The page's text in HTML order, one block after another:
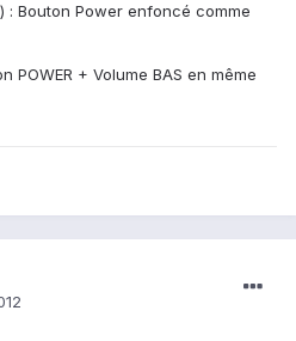
: Bouton Power enfoncé comme
POWER + Volume BAS en même